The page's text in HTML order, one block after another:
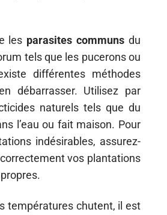
les parasites communs du
tels que les pucerons ou
différentes méthodes
débarrasser. Utilisez par
naturels tels que du
l’eau ou fait maison. Pour
indésirables, assurez-
vos plantations
températures chutent, il est